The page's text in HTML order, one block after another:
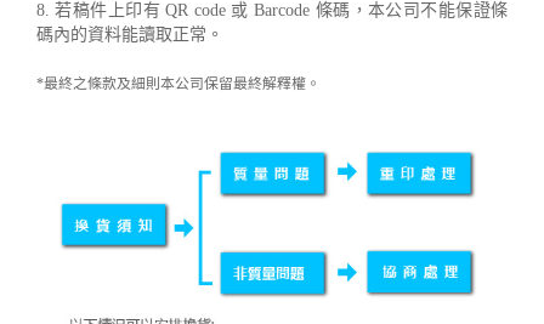
8. 若稿件上印有 QR code 或 Barcode 條碼，本公司不能保證條
碼內的資料能讀取正常。
*最終之條款及細則本公司保留最終解釋權。